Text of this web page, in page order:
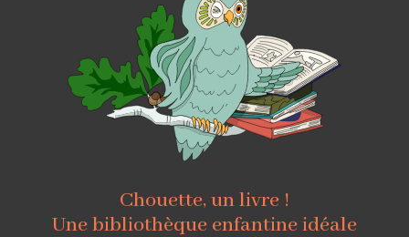
Chouette, un livre !
Une bibliothèque enfantine idéale